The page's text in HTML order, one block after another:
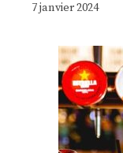
7 janvier 2024